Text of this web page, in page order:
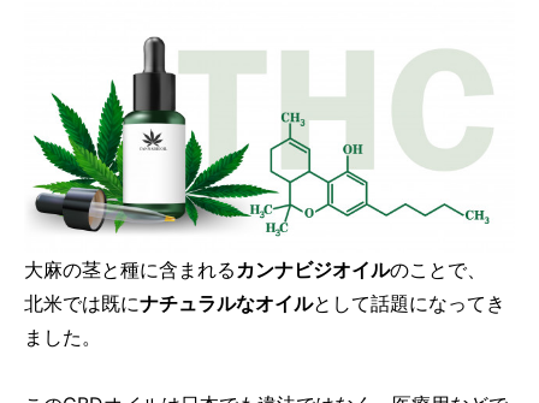
大麻の茎と種に含まれるカンナビジオイルのことで、
北米では既にナチュラルなオイルとして話題になってき
ました。